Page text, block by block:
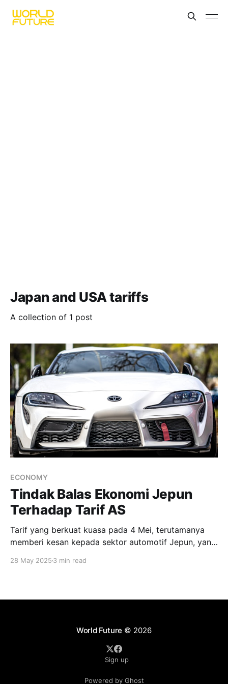
Japan and USA tariffs
A collection of 1 post
ECONOMY
Tindak Balas Ekonomi Jepun
Terhadap Tarif AS
Tarif yang berkuat kuasa pada 4 Mei, terutamanya
memberi kesan kepada sektor automotif Jepun, yang
pada tahun lepas. Penganalisis memperkirakan
28 May 2025 3 min read
World Future © 2026
Sign up
Powered by Ghost